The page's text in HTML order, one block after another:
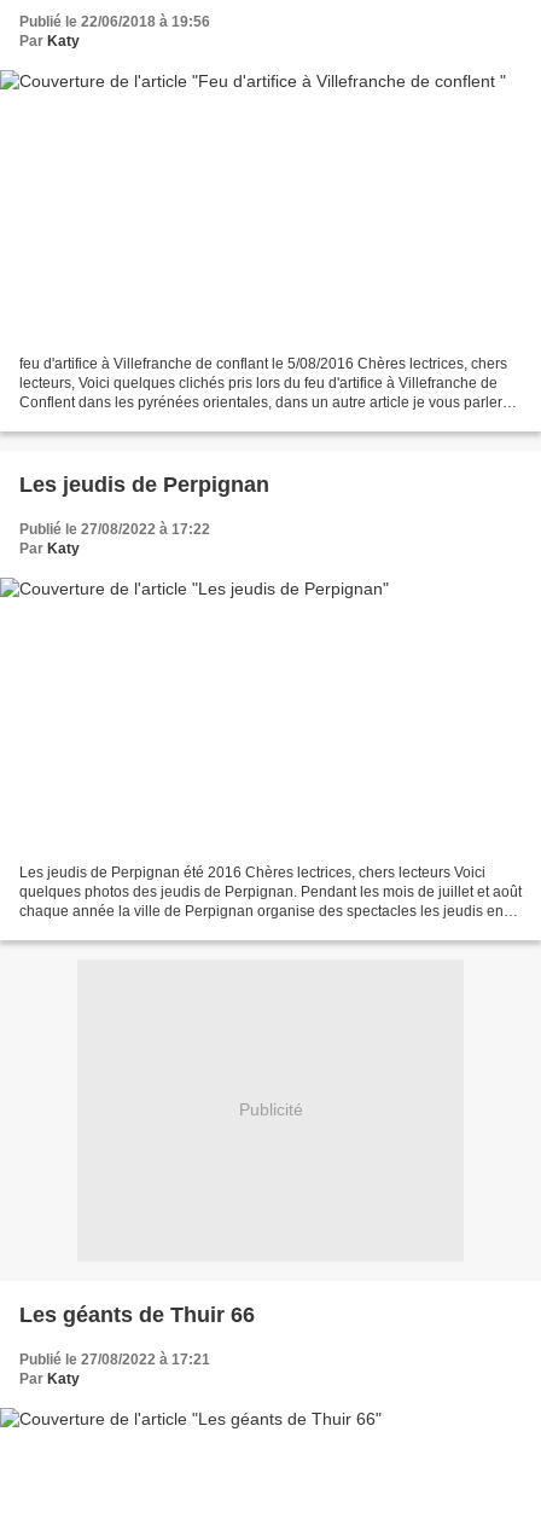
Publié le 22/06/2018 à 19:56
Par Katy
feu d'artifice à Villefranche de conflant le 5/08/2016 Chères lectrices, chers
lecteurs, Voici quelques clichés pris lors du feu d'artifice à Villefranche de
Conflent dans les pyrénées orientales, dans un autre article je vous parlerai
Les jeudis de Perpignan
Publié le 27/08/2022 à 17:22
Par Katy
Les jeudis de Perpignan été 2016 Chères lectrices, chers lecteurs Voici
quelques photos des jeudis de Perpignan. Pendant les mois de juillet et août
chaque année la ville de Perpignan organise des spectacles les jeudis en
Publicité
Les géants de Thuir 66
Publié le 27/08/2022 à 17:21
Par Katy